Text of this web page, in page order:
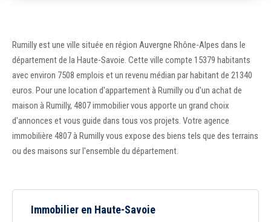
Rumilly est une ville située en région Auvergne Rhône-Alpes dans le
département de la Haute-Savoie. Cette ville compte 15379 habitants
avec environ 7508 emplois et un revenu médian par habitant de 21340
euros. Pour une location d'appartement à Rumilly ou d'un achat de
maison à Rumilly, 4807 immobilier vous apporte un grand choix
d'annonces et vous guide dans tous vos projets. Votre agence
immobilière 4807 à Rumilly vous expose des biens tels que des terrains
ou des maisons sur l'ensemble du département.
Immobilier en Haute-Savoie